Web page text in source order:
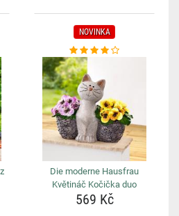
NOVINKA
Die moderne Hausfrau
Květináč Kočička duo
569 Kč